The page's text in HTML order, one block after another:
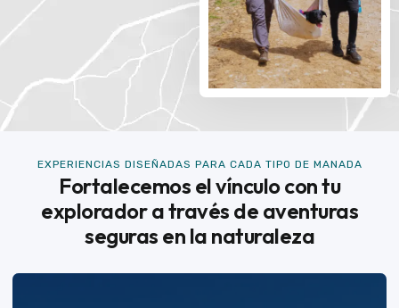
EXPERIENCIAS DISEÑADAS PARA CADA TIPO DE MANADA
Fortalecemos el vínculo con tu
explorador a través de aventuras
seguras en la naturaleza